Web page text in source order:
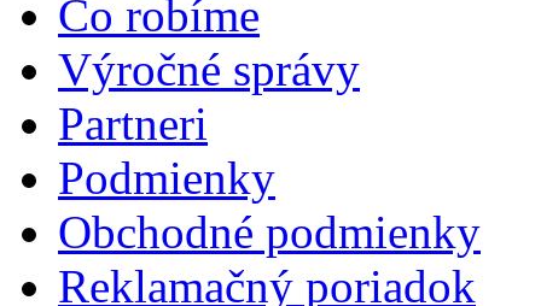
Čo robíme
Výročné správy
Partneri
Podmienky
Obchodné podmienky
Reklamačný poriadok